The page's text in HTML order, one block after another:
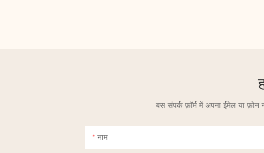
बस संपर्क फ़ॉर्म में अपना ईमेल या
नाम